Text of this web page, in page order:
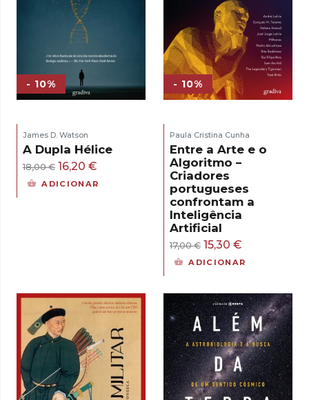
- 10%
James D. Watson
A Dupla Hélice
18,00€ O
preço
16,20 €
preço
ADICIONAR
- 10%
Paula Cristina Cunha
Entre a Arte e o
Algoritmo –
Criadores
portugueses
confrontam a
Inteligência
Artificial
17,00€ O
preço
era:
17,00 €.
15,30 €O
preço
é:
15,30 €.
ADICIONAR